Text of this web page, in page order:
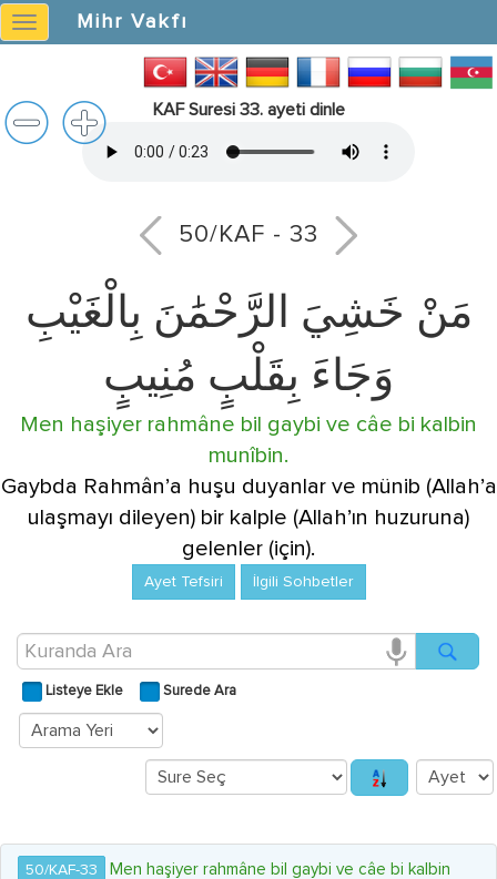
Mihr
Vakfı
Mihr Vakfı
KAF Suresi 33. ayeti dinle
50/KAF - 33
مَنْ خَشِيَ الرَّحْمَٰنَ بِالْغَيْبِ
وَجَاءَ بِقَلْبٍ مُنِيبٍ
Men haşiyer rahmâne bil gaybi ve câe bi kalbin
munîbin.
Gaybda Rahmân’a huşu duyanlar ve münib (Allah’a
ulaşmayı dileyen) bir kalple (Allah’ın huzuruna)
gelenler (için).
Ayet Tefsiri İlgili Sohbetler
Listeye Ekle Surede Ara
50/KAF-33
Men haşiyer rahmâne bil gaybi ve câe bi kalbin